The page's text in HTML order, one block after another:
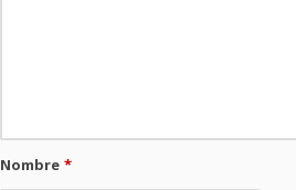
Nombre *